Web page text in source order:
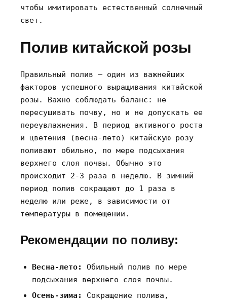
чтобы имитировать естественный солнечный
свет.
Полив китайской розы
Правильный полив – один из важнейших
факторов успешного выращивания китайской
розы. Важно соблюдать баланс: не
пересушивать почву‚ но и не допускать ее
переувлажнения. В период активного роста
и цветения (весна-лето) китайскую розу
поливают обильно‚ по мере подсыхания
верхнего слоя почвы. Обычно это
происходит 2-3 раза в неделю. В зимний
период полив сокращают до 1 раза в
неделю или реже‚ в зависимости от
температуры в помещении.
Рекомендации по поливу:
Весна-лето:
Обильный полив по мере
подсыхания верхнего слоя почвы.
Осень-зима:
Сокращение полива‚